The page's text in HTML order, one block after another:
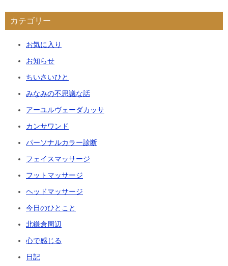
カテゴリー
お気に入り
お知らせ
ちいさいひと
みなみの不思議な話
アーユルヴェーダカッサ
カンサワンド
パーソナルカラー診断
フェイスマッサージ
フットマッサージ
ヘッドマッサージ
今日のひとこと
北鎌倉周辺
心で感じる
日記